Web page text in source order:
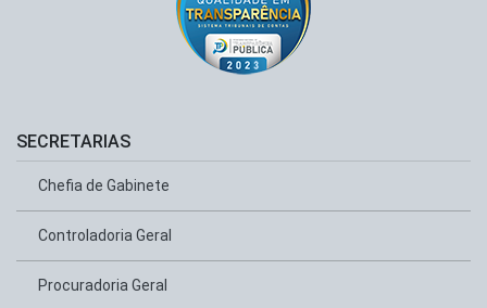
SECRETARIAS
Chefia de Gabinete
Controladoria Geral
Procuradoria Geral